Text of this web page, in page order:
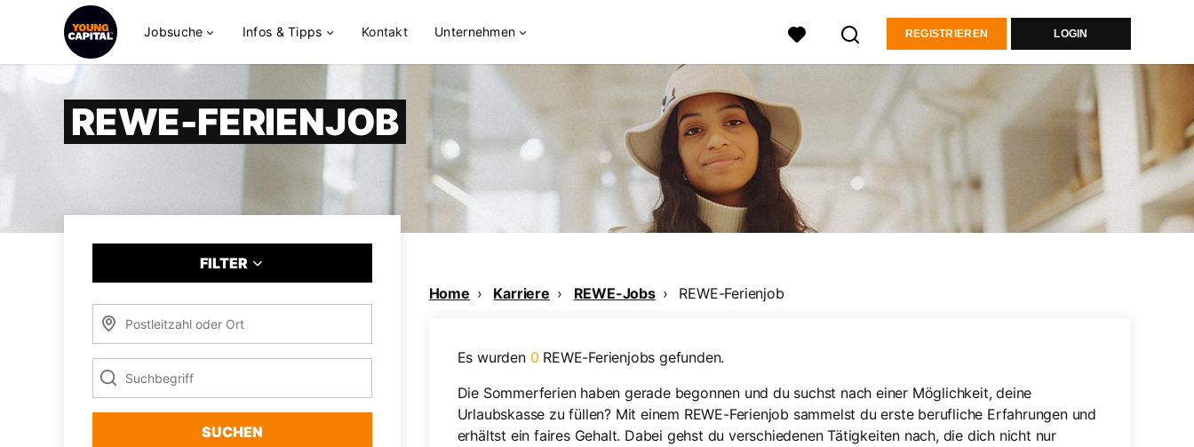
Jobsuche Infos & Tipps Kontakt Unternehmen REGISTRIEREN LOGIN
REWE-FERIENJOB
FILTER
SUCHEN
Home Karriere REWE-Jobs REWE-Ferienjob
Es wurden 0 REWE-Ferienjobs gefunden.
Die Sommerferien haben gerade begonnen und du suchst nach einer Möglichkeit, deine
Urlaubskasse zu füllen? Mit einem REWE-Ferienjob sammelst du erste berufliche Erfahrungen und
erhältst ein faires Gehalt. Dabei gehst du verschiedenen Tätigkeiten nach, die dich nicht nur